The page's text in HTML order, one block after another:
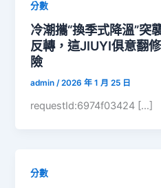
分數
冷潮攜“換季式降溫”突
反轉，這JIUYI俱意翻
險
admin/2026 年 1 月 25 日
requestId:6974f03424 […]
分數